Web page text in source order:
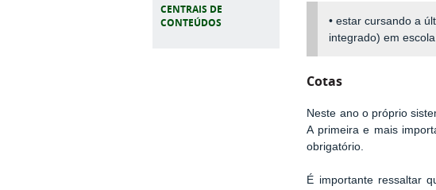
CENTRAIS DE
CONTEÚDOS
• estar cursando a
integrado) em
Cotas
Neste ano o próprio
A primeira e mais
obrigatório.
É importante ressaltar